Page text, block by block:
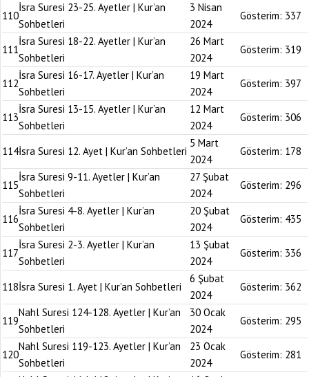
110
İsra Suresi 23-25. Ayetler | Kur’an
Sohbetleri
3 Nisan
2024
Gösterim: 337
111
İsra Suresi 18-22. Ayetler | Kur’an
Sohbetleri
26 Mart
2024
Gösterim: 319
112
İsra Suresi 16-17. Ayetler | Kur’an
Sohbetleri
19 Mart
2024
Gösterim: 397
113
İsra Suresi 13-15. Ayetler | Kur’an
Sohbetleri
12 Mart
2024
Gösterim: 306
114İsra Suresi 12. Ayet | Kur’an Sohbetleri
5 Mart
2024
Gösterim: 178
115
İsra Suresi 9-11. Ayetler | Kur’an
Sohbetleri
27 Şubat
2024
Gösterim: 296
116
İsra Suresi 4-8. Ayetler | Kur’an
Sohbetleri
20 Şubat
2024
Gösterim: 435
117
İsra Suresi 2-3. Ayetler | Kur’an
Sohbetleri
13 Şubat
2024
Gösterim: 336
118İsra Suresi 1. Ayet | Kur’an Sohbetleri
6 Şubat
2024
Gösterim: 362
119
Nahl Suresi 124-128. Ayetler | Kur’an
Sohbetleri
30 Ocak
2024
Gösterim: 295
120
Nahl Suresi 119-123. Ayetler | Kur’an
Sohbetleri
23 Ocak
2024
Gösterim: 281